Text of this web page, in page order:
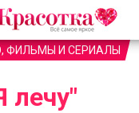
ФИЛЬМЫ И СЕРИАЛЫ
лечу"